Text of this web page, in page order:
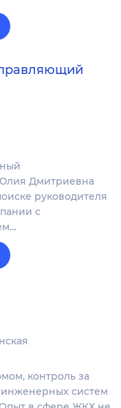
Дмитриевна
руководителя
с
контроль за
систем